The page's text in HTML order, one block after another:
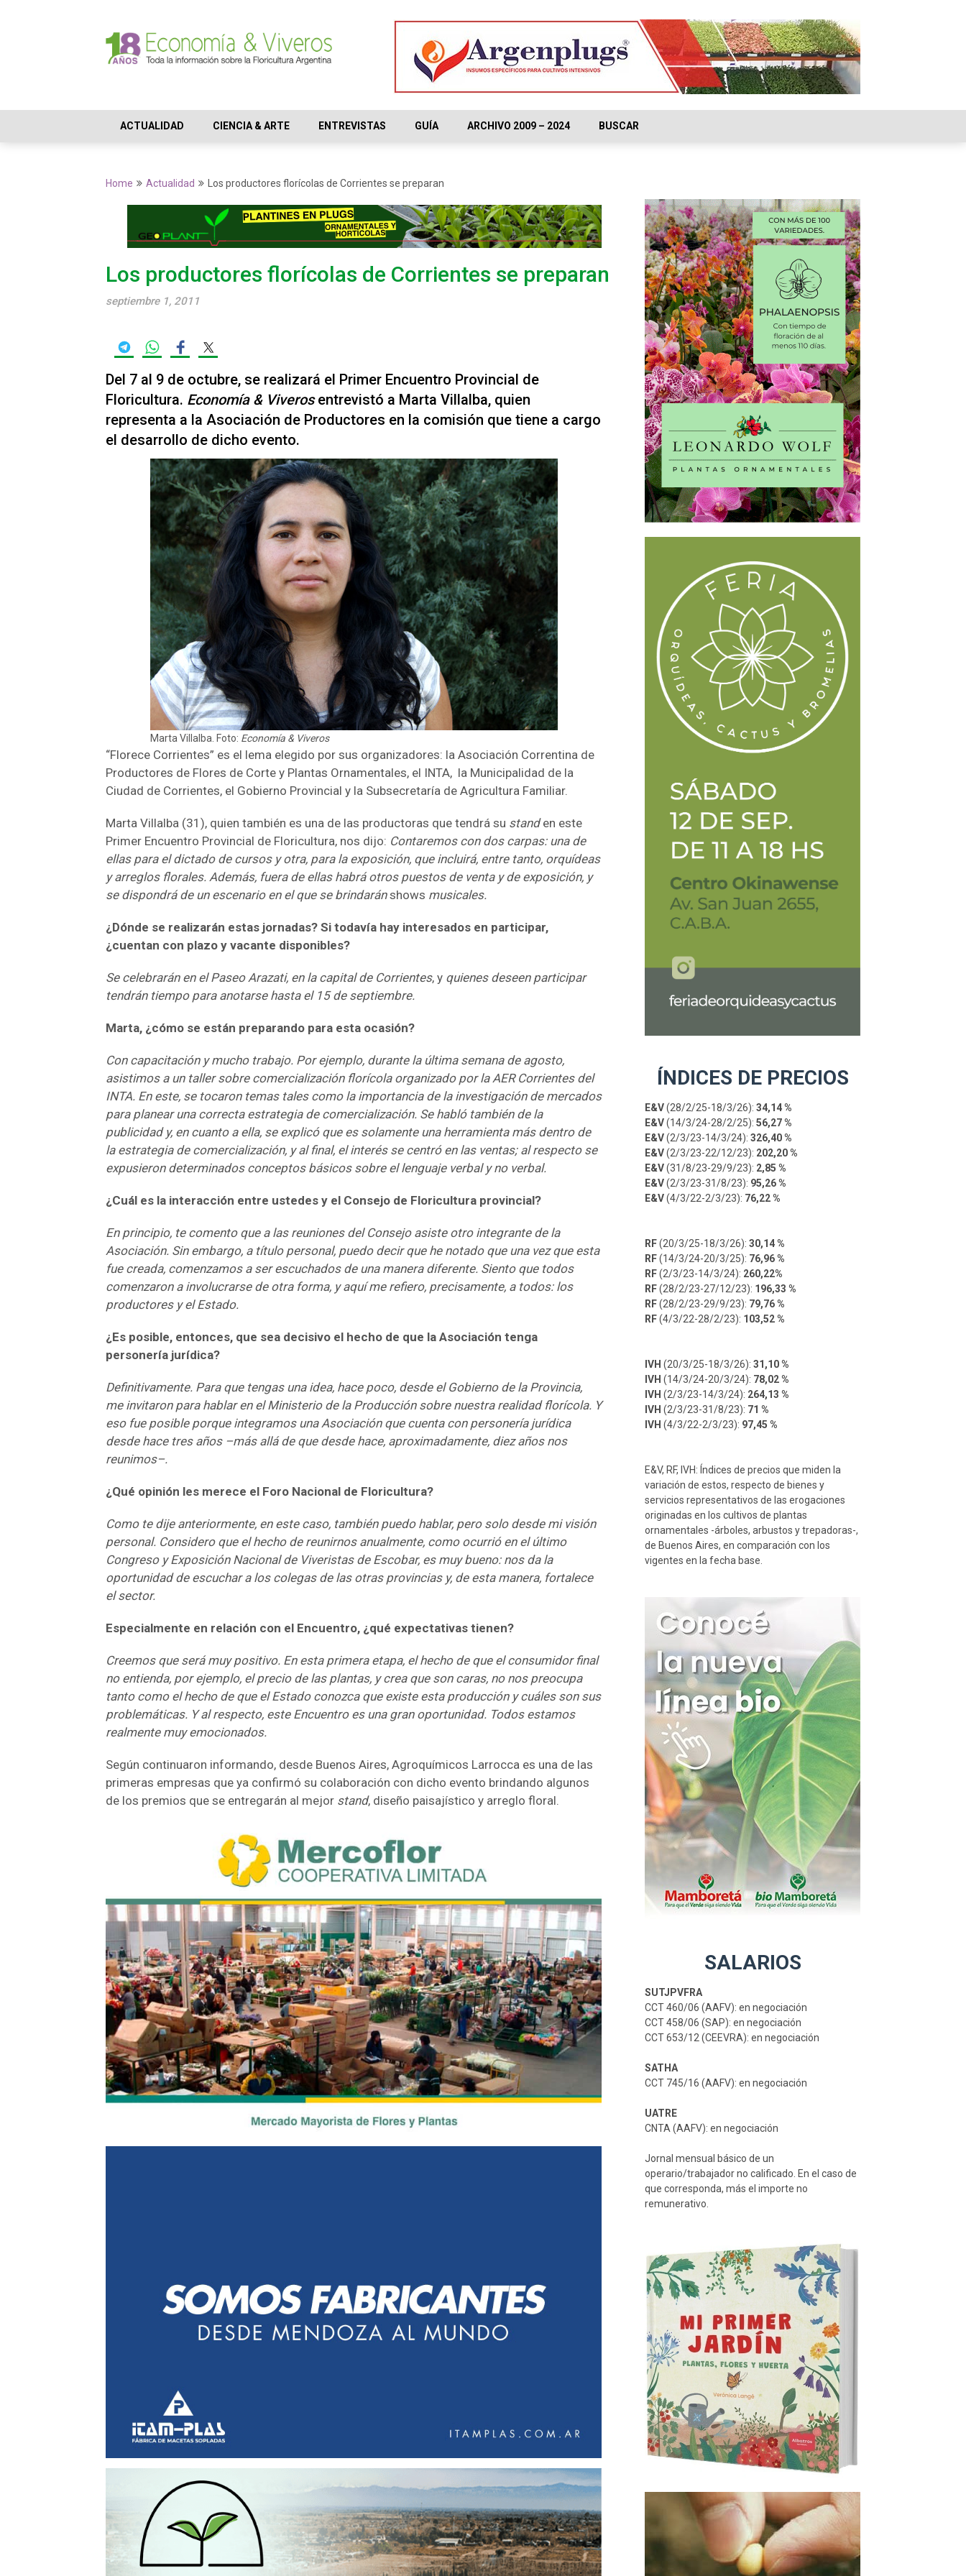
ACTUALIDAD CIENCIA & ARTE ENTREVISTAS GUÍA ARCHIVO 2009 – 2024 BUSCAR
Home Actualidad Los productores florícolas de Corrientes se preparan
Los productores florícolas de Corrientes se preparan
septiembre 1, 2011
Del 7 al 9 de octubre, se realizará el Primer Encuentro Provincial de
Floricultura. Economía & Viverosentrevistó a Marta Villalba, quien
representa a la Asociación de Productores en la comisión que tiene a cargo
el desarrollo de dicho evento.
Marta Villalba. Foto: Economía & Viveros
“Florece Corrientes” es el lema elegido por sus organizadores: la Asociación Correntina de
Productores de Flores de Corte y Plantas Ornamentales, el INTA, la Municipalidad de la
Ciudad de Corrientes, el Gobierno Provincial y la Subsecretaría de Agricultura Familiar.
Marta Villalba (31), quien también es una de las productoras que tendrá su standen este
Primer Encuentro Provincial de Floricultura, nos dijo: Contaremos con dos carpas: una de
ellas para el dictado de cursos y otra, para la exposición, que incluirá, entre tanto, orquídeas
y arreglos florales. Además, fuera de ellas habrá otros puestos de venta y de exposición, y
se dispondrá de un escenario en el que se brindaránshows musicales.
¿Dónde se realizarán estas jornadas? Si todavía hay interesados en participar,
¿cuentan con plazo y vacante disponibles?
Se celebrarán en el Paseo Arazati, en la capital de Corrientes, y quienes deseen participar
tendrán tiempo para anotarse hasta el 15 de septiembre.
Marta, ¿cómo se están preparando para esta ocasión?
Con capacitación y mucho trabajo. Por ejemplo, durante la última semana de agosto,
asistimos a un taller sobre comercialización florícola organizado por la AER Corrientes del
INTA. En este, se tocaron temas tales como la importancia de la investigación de mercados
para planear una correcta estrategia de comercialización. Se habló también de la
publicidad y, en cuanto a ella, se explicó que es solamente una herramienta más dentro de
la estrategia de comercialización, y al final, el interés se centró en las ventas; al respecto se
expusieron determinados conceptos básicos sobre el lenguaje verbal y no verbal.
¿Cuál es la interacción entre ustedes y el Consejo de Floricultura provincial?
En principio, te comento que a las reuniones del Consejo asiste otro integrante de la
Asociación. Sin embargo, a título personal, puedo decir que he notado que una vez que esta
fue creada, comenzamos a ser escuchados de una manera diferente. Siento que todos
comenzaron a involucrarse de otra forma, y aquí me refiero, precisamente, a todos: los
productores y el Estado.
¿Es posible, entonces, que sea decisivo el hecho de que la Asociación tenga
personería jurídica?
Definitivamente. Para que tengas una idea, hace poco, desde el Gobierno de la Provincia,
me invitaron para hablar en el Ministerio de la Producción sobre nuestra realidad florícola. Y
eso fue posible porque integramos una Asociación que cuenta con personería jurídica
desde hace tres años –más allá de que desde hace, aproximadamente, diez años nos
reunimos–.
¿Qué opinión les merece el Foro Nacional de Floricultura?
Como te dije anteriormente, en este caso, también puedo hablar, pero solo desde mi visión
personal. Considero que el hecho de reunirnos anualmente, como ocurrió en el último
Congreso y Exposición Nacional de Viveristas de Escobar, es muy bueno: nos da la
oportunidad de escuchar a los colegas de las otras provincias y, de esta manera, fortalece
el sector.
Especialmente en relación con el Encuentro, ¿qué expectativas tienen?
Creemos que será muy positivo. En esta primera etapa, el hecho de que el consumidor final
no entienda, por ejemplo, el precio de las plantas, y crea que son caras, no nos preocupa
tanto como el hecho de que el Estado conozca que existe esta producción y cuáles son sus
problemáticas. Y al respecto, este Encuentro es una gran oportunidad. Todos estamos
realmente muy emocionados.
Según continuaron informando, desde Buenos Aires, Agroquímicos Larrocca es una de las
primeras empresas que ya confirmó su colaboración con dicho evento brindando algunos
de los premios que se entregarán al mejor stand, diseño paisajístico y arreglo floral.
ÍNDICES DE PRECIOS
E&V(28/2/25-18/3/26): 34,14 %
E&V(14/3/24-28/2/25): 56,27 %
E&V(2/3/23-14/3/24): 326,40 %
E&V(2/3/23-22/12/23): 202,20 %
E&V(31/8/23-29/9/23): 2,85 %
E&V(2/3/23-31/8/23): 95,26 %
E&V(4/3/22-2/3/23): 76,22 %
RF(20/3/25-18/3/26): 30,14 %
RF(14/3/24-20/3/25): 76,96 %
RF(2/3/23-14/3/24): 260,22%
RF(28/2/23-27/12/23): 196,33 %
RF(28/2/23-29/9/23): 79,76 %
RF(4/3/22-28/2/23): 103,52 %
IVH (20/3/25-18/3/26): 31,10 %
IVH (14/3/24-20/3/24): 78,02 %
IVH (2/3/23-14/3/24): 264,13 %
IVH (2/3/23-31/8/23): 71 %
IVH (4/3/22-2/3/23): 97,45 %
E&V, RF, IVH: Índices de precios que miden la
variación de estos, respecto de bienes y
servicios representativos de las erogaciones
originadas en los cultivos de plantas
ornamentales -árboles, arbustos y trepadoras-,
de Buenos Aires, en comparación con los
vigentes en la fecha base.
SALARIOS
SUTJPVFRA
CCT 460/06 (AAFV): en negociación
CCT 458/06 (SAP): en negociación
CCT 653/12 (CEEVRA): en negociación
SATHA
CCT 745/16 (AAFV): en negociación
UATRE
CNTA (AAFV): en negociación
Jornal mensual básico de un
operario/trabajador no calificado. En el caso de
que corresponda, más el importe no
remunerativo.